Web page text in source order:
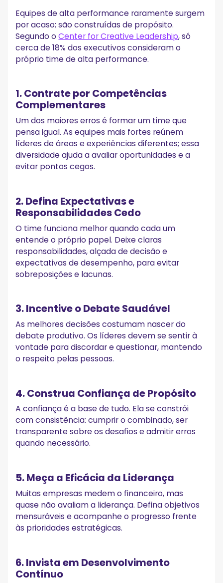
Equipes de alta performance raramente surgem
por acaso; são construídas de propósito.
Segundo oCenter for Creative Leadership, só
cerca de 18% dos executivos consideram o
próprio time de alta performance.
1. Contrate por Competências
Complementares
Um dos maiores erros é formar um time que
pensa igual. As equipes mais fortes reúnem
líderes de áreas e experiências diferentes; essa
diversidade ajuda a avaliar oportunidades e a
evitar pontos cegos.
2. Defina Expectativas e
Responsabilidades Cedo
O time funciona melhor quando cada um
entende o próprio papel. Deixe claras
responsabilidades, alçada de decisão e
expectativas de desempenho, para evitar
sobreposições e lacunas.
3. Incentive o Debate Saudável
As melhores decisões costumam nascer do
debate produtivo. Os líderes devem se sentir à
vontade para discordar e questionar, mantendo
o respeito pelas pessoas.
4. Construa Confiança de Propósito
A confiança é a base de tudo. Ela se constrói
com consistência: cumprir o combinado, ser
transparente sobre os desafios e admitir erros
quando necessário.
5. Meça a Eficácia da Liderança
Muitas empresas medem o financeiro, mas
quase não avaliam a liderança. Defina objetivos
mensuráveis e acompanhe o progresso frente
às prioridades estratégicas.
6. Invista em Desenvolvimento
Contínuo